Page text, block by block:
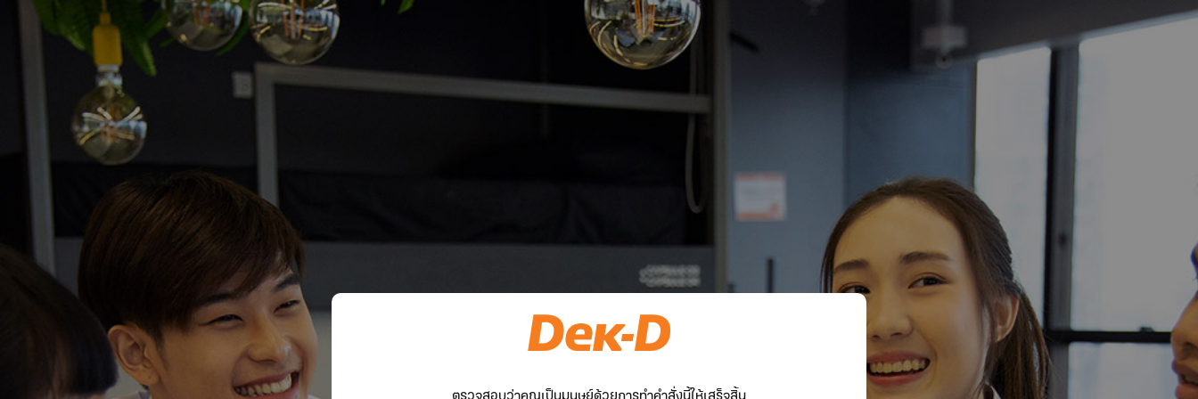
ตรวจสอบว่าคุณเป็นมนุษย์ด้วยการทำคำสั่งนี้ให้เสร็จสิ้น